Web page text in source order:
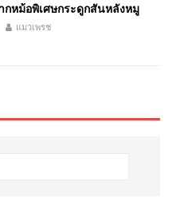
กหม้อพิเศษกระดูกสันหลังหมู
แมวเพรช